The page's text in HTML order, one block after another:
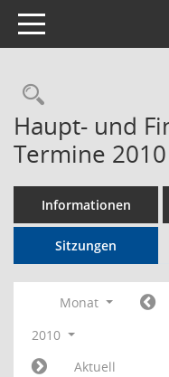
Toggle navigation
Haupt- und
Termine 2010
Informationen
Sitzungen
Monat
2010
Aktuell